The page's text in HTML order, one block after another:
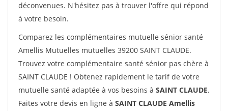
déconvenues. N'hésitez pas à trouver l'offre qui répond
à votre besoin.
Comparez les complémentaires mutuelle sénior santé
Amellis Mutuelles mutuelles 39200 SAINT CLAUDE.
Trouvez votre complémentaire santé sénior pas chère à
SAINT CLAUDE ! Obtenez rapidement le tarif de votre
mutuelle santé adaptée à vos besoins à SAINT CLAUDE.
Faites votre devis en ligne à SAINT CLAUDE Amellis